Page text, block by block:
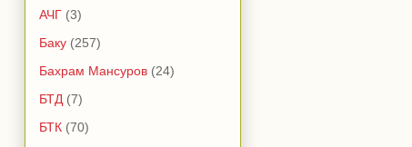
АЧГ (3)
Баку (257)
Бахрам Мансуров (24)
БТД (7)
БТК (70)